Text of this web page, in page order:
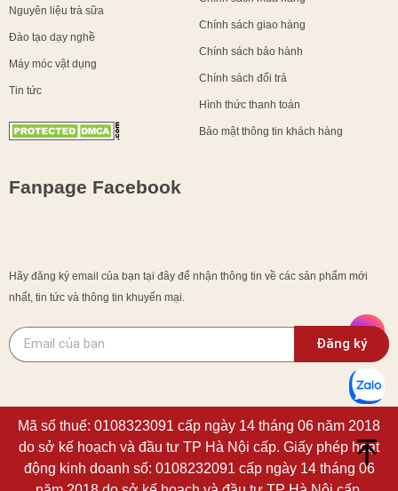
Nguyên liệu trà sữa
Đào tạo dạy nghề
Máy móc vật dụng
Tin tức
Chính sách giao hàng
Chính sách bảo hành
Chính sách đổi trả
Hình thức thanh toán
Bảo mật thông tin khách hàng
Fanpage Facebook
Hãy đăng ký email của bạn tại đây để nhận thông tin về các sản phẩm mới
nhất, tin tức và thông tin khuyến mại.
Đăng ký
Mã số thuế: 0108323091 cấp ngày 14 tháng 06 năm 2018
do sở kế hoạch và đầu tư TP Hà Nội cấp. Giấy phép hoạt
động kinh doanh số: 0108232091 cấp ngày 14 tháng 06